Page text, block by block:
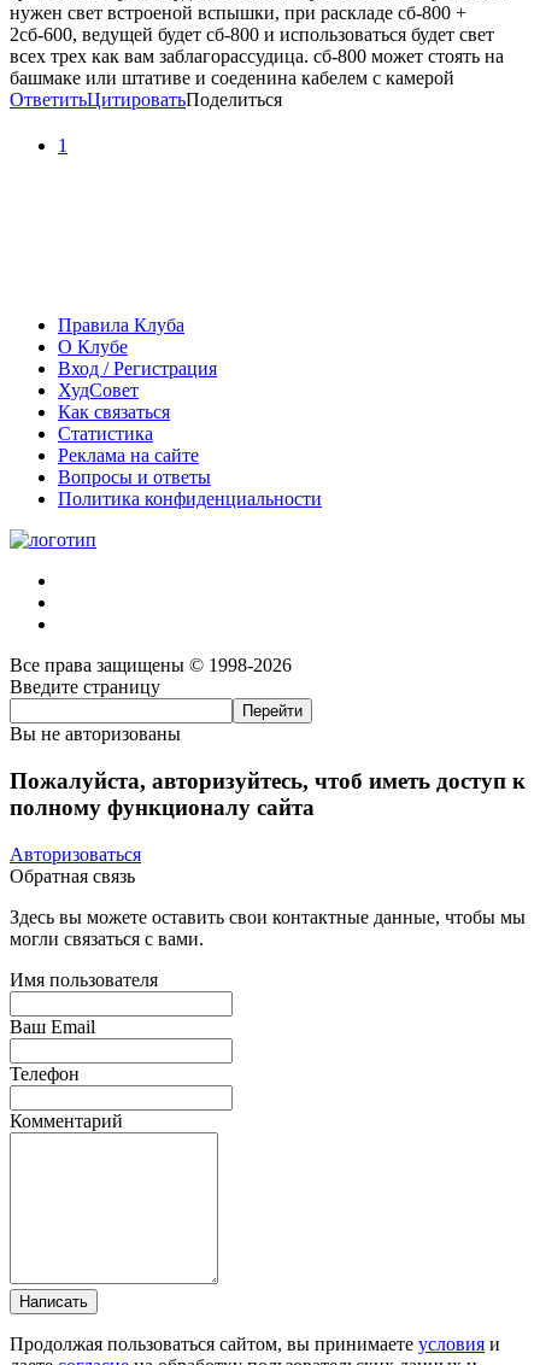
нужен свет встроеной вспышки, при раскладе сб-800 +
2сб-600, ведущей будет сб-800 и использоваться будет свет
всех трех как вам заблагорассудица. сб-800 может стоять на
башмаке или штативе и соеденина кабелем с камерой
ОтветитьЦитироватьПоделиться
1
Правила Клуба
О Клубе
Вход / Регистрация
ХудСовет
Как связаться
Статистика
Реклама на сайте
Вопросы и ответы
Политика конфиденциальности
Все права защищены © 1998-2026
Введите страницу
Вы не авторизованы
Пожалуйста, авторизуйтесь, чтоб иметь доступ к
полному функционалу сайта
Авторизоваться
Обратная связь
Здесь вы можете оставить свои контактные данные, чтобы мы
могли связаться с вами.
Имя пользователя
Ваш Email
Телефон
Комментарий
Написать
Продолжая пользоваться сайтом, вы принимаете условия и